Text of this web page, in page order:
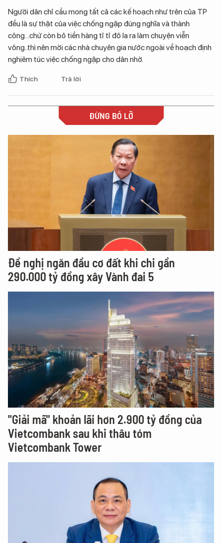
Người dân chỉ cầu mong tất cả các kế hoạch như trên của TP
đều là sự thật của việc chống ngập đúng nghĩa và thành
công...chứ còn bỏ tiền hàng tỉ tỉ đô la ra làm chuyện viễn
vông..thì nên mời các nhà chuyên gia nước ngoài về hoạch định
nghiêm túc việc chống ngập cho dân nhờ.
Thích Trả lời
ĐỪNG BỎ LỠ
Đề nghị ngăn đầu cơ đất khi chi gần
290.000 tỷ đồng xây Vành đai 5
"Giải mã" khoản lãi hơn 2.900 tỷ đồng của
Vietcombank sau khi thâu tóm
Vietcombank Tower